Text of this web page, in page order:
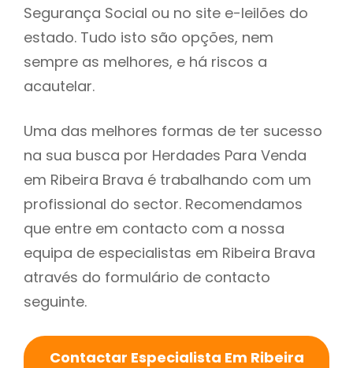
Segurança Social ou no site e-leilões do
estado. Tudo isto são opções, nem
sempre as melhores, e há riscos a
acautelar.
Uma das melhores formas de ter sucesso
na sua busca por Herdades Para Venda
em Ribeira Brava é trabalhando com um
profissional do sector. Recomendamos
que entre em contacto com a nossa
equipa de especialistas em Ribeira Brava
através do formulário de contacto
seguinte.
Contactar Especialista Em Ribeira